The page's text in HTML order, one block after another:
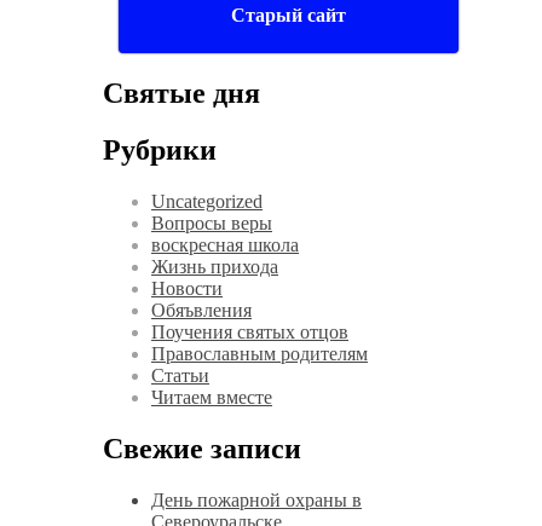
Старый сайт
Святые дня
Рубрики
Uncategorized
Вопросы веры
воскресная школа
Жизнь прихода
Новости
Обяъвления
Поучения святых отцов
Православным родителям
Статьи
Читаем вместе
Свежие записи
День пожарной охраны в
Североуральске